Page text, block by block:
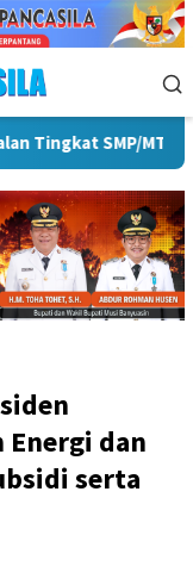
Linggau
Energi dan
serta